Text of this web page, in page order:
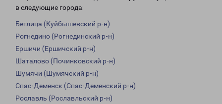
в следующие города:
Бетлица (Куйбышевский р-н)
Рогнедино (Рогнединский р-н)
Ершичи (Ершичский р-н)
Шаталово (Починковский р-н)
Шумячи (Шумячский р-н)
Спас-Деменск (Спас-Деменский р-н)
Рославль (Рославльский р-н)